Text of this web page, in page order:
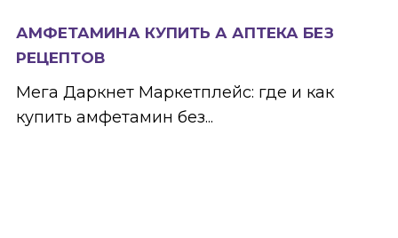
АМФЕТАМИНА КУПИТЬ А АПТЕКА БЕЗ
РЕЦЕПТОВ
Мега Даркнет Маркетплейс: где и как
купить амфетамин без...